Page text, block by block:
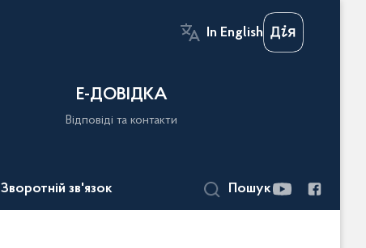
In English
Е-ДОВІДКА
Відповіді та контакти
Зворотній зв'язок Пошук